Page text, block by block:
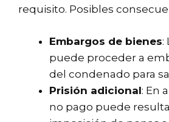
requisito. Posibles
Embargos de bienes:
puede proceder a
del condenado para
Prisión adicional: En
no pago puede